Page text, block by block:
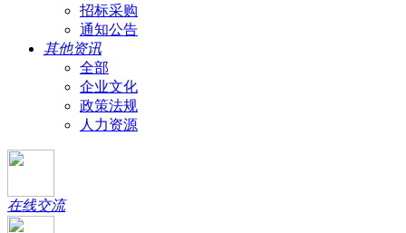
招标采购
通知公告
其他资讯
全部
企业文化
政策法规
人力资源
在线交流